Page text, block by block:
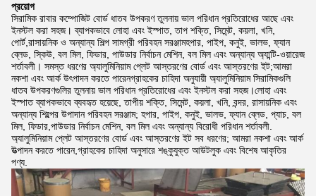
প্রয়োগ
সিরামিক রাবার কম্পোজিট বোর্ড ধাতব উপকরণ তুলনায় ভাল পরিধান প্রতিরোধের আছে এবং
ইনস্টল করা সহজ। ব্যাপকভাবে লোহা এবং ইস্পাত, তাপ শক্তি, সিমেন্ট, কয়লা, খনি,
পোর্ট,রাসায়নিক ও অন্যান্য শিল্প সামগ্রী পরিবহন সরঞ্জামহপার, পাইপ, কনুই, ভালভ, ফ্যান
ব্লেড, স্কিউ, বল মিল, ফিডার, পাউডার নির্বাচন মেশিন, বল মিল এবং অন্যান্য অ্যান্টি-ওয়ারেজ
শর্তাবলী। সমস্ত ধরণের অ্যালুমিনিয়াম প্লেট আস্তরণের বোর্ড এবং আস্তরণের ইট;আমরা
নকশা এবং আর্ক উৎপাদন করতে পারেনগ্রাহকের চাহিদা অনুযায়ী অ্যালুমিনিয়াম সিরামিকগুলি
ধাতব উপকরণগুলির তুলনায় ভাল পরিধান প্রতিরোধের এবং ইনস্টল করা সহজ।লোহা এবং
ইস্পাত ব্যাপকভাবে ব্যবহৃত হয়েছে, তাপীয় শক্তি, সিমেন্ট, কয়লা, খনি, বন্দর, রাসায়নিক এবং
অন্যান্য শিল্পের উপাদান পরিবহন সরঞ্জাম; হপার, পাইপ, কনুই, ভালভ, ফ্যান ব্লেড, প্যাচ, বল
মিল, ফিডার,পাউডার নির্বাচন মেশিন, বল মিল এবং অন্যান্য বিরোধী পরিধান শর্তাবলী.
অ্যালুমিনিয়াম প্লেট আস্তরণের বোর্ড এবং আস্তরণের ইট সব ধরণের; আমরা নকশা এবং আর্ক
উত্পাদন করতে পারেন,গ্রাহকের চাহিদা অনুসারে শঙ্কুযুক্ত আউটলুক এবং বিশেষ আকৃতির
পণ্য.